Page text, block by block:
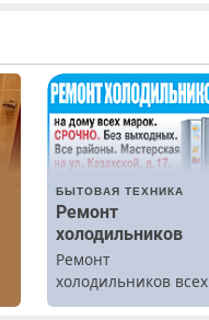
БЫТОВАЯ ТЕХНИКА
Ремонт
холодильников
Ремонт
холодильников всех
марок на дому.